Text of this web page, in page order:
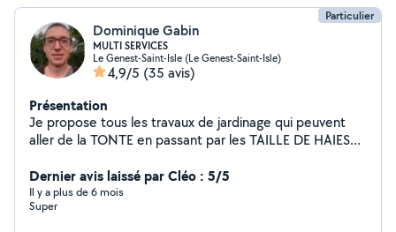
Particulier
Dominique Gabin
MULTI SERVICES
Le Genest-Saint-Isle (Le Genest-Saint-Isle)
4,9/5 (35 avis)
Présentation
Je propose tous les travaux de jardinage qui peuvent
aller de la TONTE en passant par les TAILLE DE HAIES
(MONTAGE DE MEUBLE--POSE LUMINAIRE --
NETTOYAGE TERRASSE --BRICOLAGE --POSE
ROBINETTERIE-- POSE TRINGLE A RIDEAUX,
Dernier avis laissé par Cléo : 5/5
Il y a plus de 6 mois
Super